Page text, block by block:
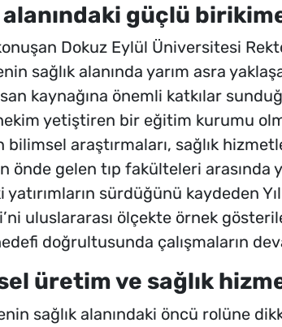
alanındaki güçlü
Dokuz Eylül Üniversitesi
sağlık alanında yarım asra
kaynağına önemli katkılar
yetiştiren bir eğitim kurumu
araştırmaları, sağlık
önde gelen tıp fakülteleri arasında
yatırımların sürdüğünü kaydeden
uluslararası ölçekte örnek
doğrultusunda çalışmaların
üretim ve sağlık
sağlık alanındaki öncü rolüne